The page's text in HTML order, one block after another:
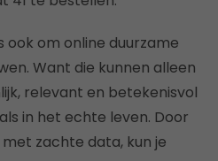
om online duurzame
Want die kunnen alleen
relevant en betekenisvol
in het echte leven. Door
zachte data, kun je